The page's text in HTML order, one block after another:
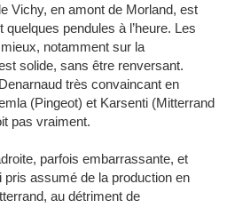
Vichy, en amont de Morland, est
pendules à l’heure. Les
notamment sur la
solide, sans être renversant.
très convaincant en
(Pingeot) et Karsenti (Mitterrand
pas vraiment.
parfois embarrassante, et
assumé de la production en
au détriment de